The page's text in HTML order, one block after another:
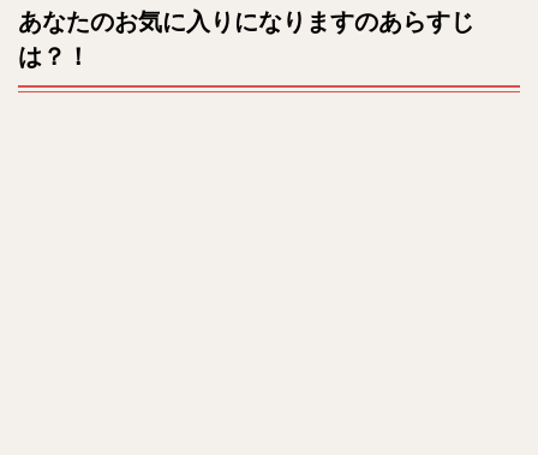
スト
(出
演
者)
t
あなたのお気に入りになりますのあらすじ
は？！